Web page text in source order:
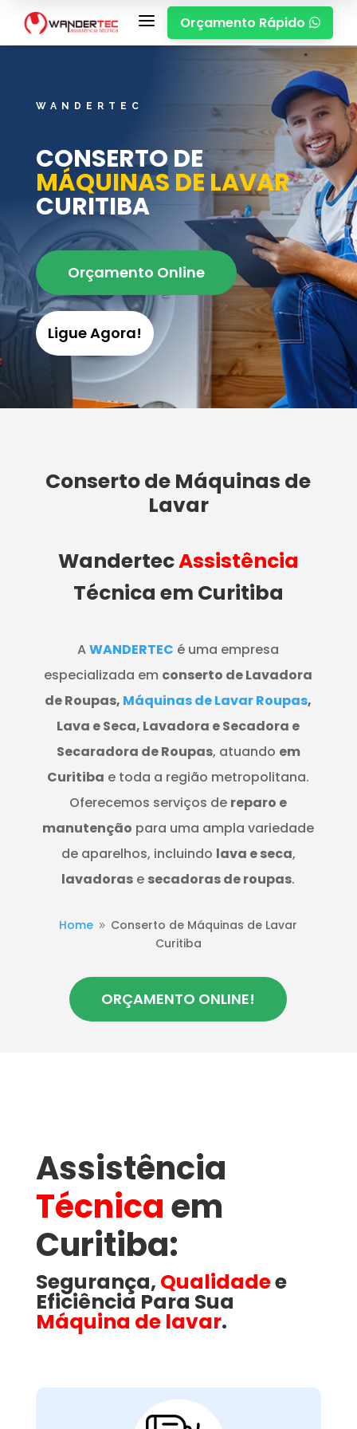
a Orçamento Rápido 
WANDERTEC
CONSERTO DE
MÁQUINAS DE LAVAR
CURITIBA
Orçamento Online
Ligue Agora!
Conserto de Máquinas de
Lavar
WandertecAssistência
Técnica em Curitiba
AWANDERTEC é uma empresa
especializada em conserto de Lavadora
de Roupas, Máquinas de Lavar Roupas,
Lava e Seca, Lavadora e Secadora e
Secaradora de Roupas, atuando em
Curitiba e toda a região metropolitana.
Oferecemos serviços de reparo e
manutenção para uma ampla variedade
de aparelhos, incluindo lava e seca,
lavadoras e secadoras de roupas.
Home 9 Conserto de Máquinas de Lavar
Curitiba
ORÇAMENTO ONLINE!
Assistência
Técnicaem
Curitiba:
Segurança, Qualidadee
Eficiência Para Sua
Máquina de lavar.
Motor Com Falhas ou